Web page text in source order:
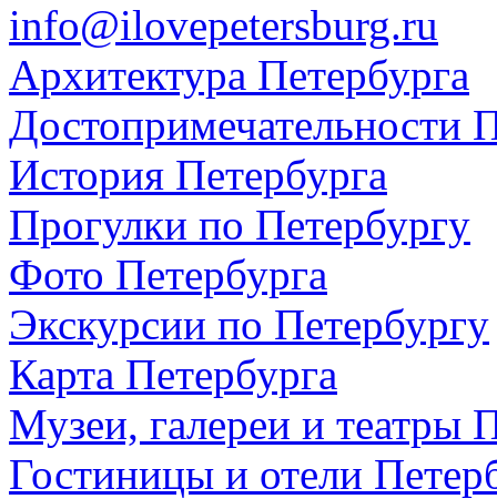
info@ilovepetersburg.ru
Архитектура Петербурга
Достопримечательности
История Петербурга
Прогулки по Петербургу
Фото Петербурга
Экскурсии по Петербургу
Карта Петербурга
Музеи, галереи и театры
Гостиницы и отели